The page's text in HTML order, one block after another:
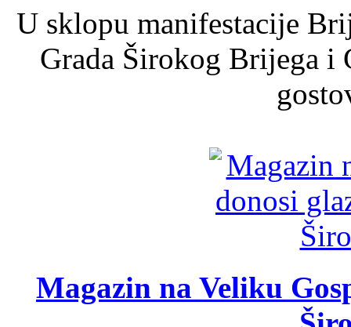
U sklopu manifestacije
Grada Širokog Brijega
Magazin na Veliku